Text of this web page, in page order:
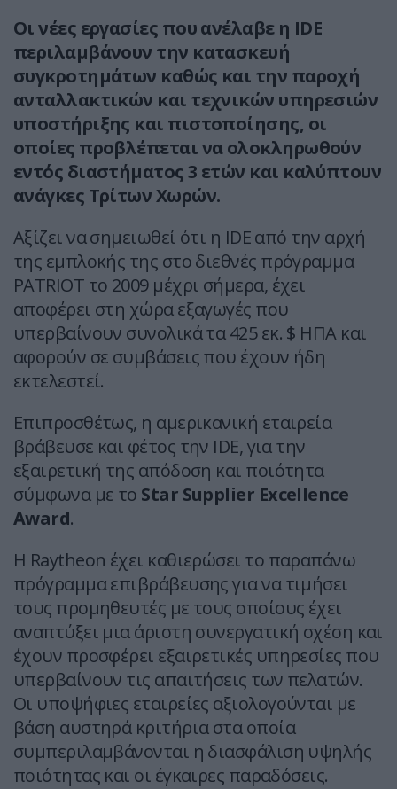
Οι νέες εργασίες που ανέλαβε η IDE
περιλαμβάνουν την κατασκευή
συγκροτημάτων καθώς και την παροχή
ανταλλακτικών και τεχνικών υπηρεσιών
υποστήριξης και πιστοποίησης, οι
οποίες προβλέπεται να ολοκληρωθούν
εντός διαστήματος 3 ετών και καλύπτουν
ανάγκες Τρίτων Χωρών.
Αξίζει να σημειωθεί ότι η IDE από την αρχή
της εμπλοκής της στο διεθνές πρόγραμμα
PATRIOT το 2009 μέχρι σήμερα, έχει
αποφέρει στη χώρα εξαγωγές που
υπερβαίνουν συνολικά τα 425 εκ. $ ΗΠΑ και
αφορούν σε συμβάσεις που έχουν ήδη
εκτελεστεί.
Επιπροσθέτως, η αμερικανική εταιρεία
βράβευσε και φέτος την IDE, για την
εξαιρετική της απόδοση και ποιότητα
σύμφωνα με το Star Supplier Excellence
Award.
Η Raytheon έχει καθιερώσει το παραπάνω
πρόγραμμα επιβράβευσης για να τιμήσει
τους προμηθευτές με τους οποίους έχει
αναπτύξει μια άριστη συνεργατική σχέση και
έχουν προσφέρει εξαιρετικές υπηρεσίες που
υπερβαίνουν τις απαιτήσεις των πελατών.
Οι υποψήφιες εταιρείες αξιολογούνται με
βάση αυστηρά κριτήρια στα οποία
συμπεριλαμβάνονται η διασφάλιση υψηλής
ποιότητας και οι έγκαιρες παραδόσεις.